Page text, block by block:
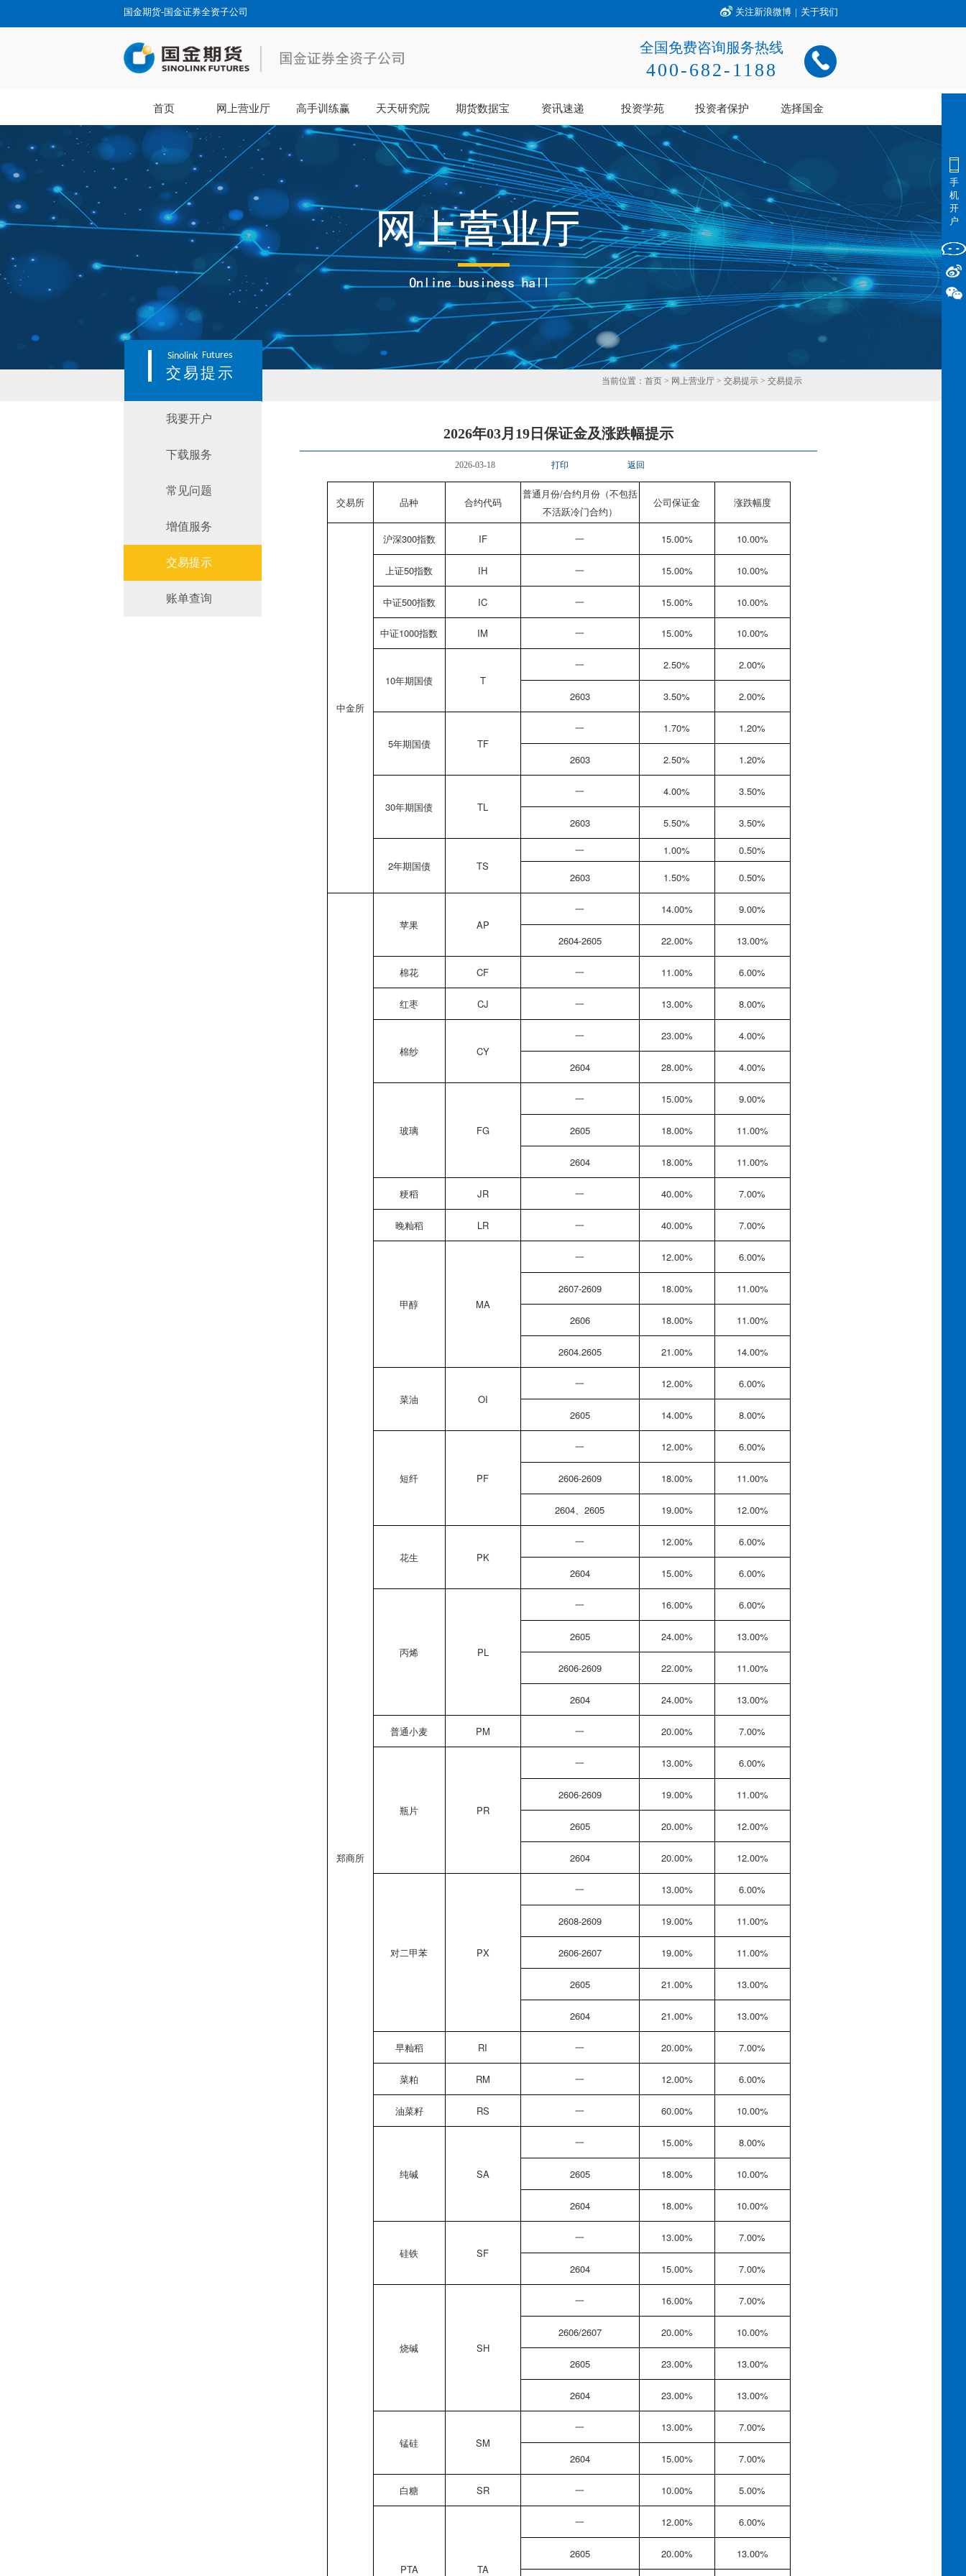
国金期货-国金证券全资子公司 关注新浪微博 | 关于我们
全国免费咨询服务热线
400-682-1188
首页 网上营业厅 高手训练赢 天天研究院 期货数据宝 资讯速递 投资学苑 投资者保护 选择国金
Sinolink Futures
交易提示 当前位置： 首页 > 网上营业厅 > 交易提示 > 交易提示
我要开户
下载服务
常见问题
增值服务
交易提示
账单查询
2026年03月19日保证金及涨跌幅提示
2026-03-18 打印 返回
交易所 品种 合约代码
普通月份/合约月份（不包括
不活跃冷门合约）
公司保证金 涨跌幅度
中金所
沪深300指数 IF 一 15.00% 10.00%
上证50指数 IH 一 15.00% 10.00%
中证500指数 IC 一 15.00% 10.00%
中证1000指数 IM 一 15.00% 10.00%
10年期国债 T
一 2.50% 2.00%
2603 3.50% 2.00%
5年期国债 TF
一 1.70% 1.20%
2603 2.50% 1.20%
30年期国债 TL
一 4.00% 3.50%
2603 5.50% 3.50%
2年期国债 TS
一 1.00%
0.50%
2603
1.50% 0.50%
郑商所
苹果 AP
一 14.00% 9.00%
2604-2605 22.00% 13.00%
棉花 CF 一 11.00% 6.00%
红枣 CJ 一 13.00% 8.00%
棉纱 CY
一 23.00% 4.00%
2604 28.00% 4.00%
玻璃 FG
一 15.00% 9.00%
2605 18.00% 11.00%
2604 18.00% 11.00%
粳稻 JR 一 40.00% 7.00%
晚籼稻 LR 一 40.00% 7.00%
甲醇 MA
一 12.00% 6.00%
2607-2609 18.00% 11.00%
2606 18.00% 11.00%
2604.2605 21.00% 14.00%
菜油 OI
一 12.00% 6.00%
2605 14.00% 8.00%
短纤 PF
一 12.00% 6.00%
2606-2609 18.00% 11.00%
2604、2605 19.00% 12.00%
花生 PK
一 12.00% 6.00%
2604 15.00% 6.00%
丙烯 PL
一 16.00% 6.00%
2605 24.00% 13.00%
2606-2609 22.00% 11.00%
2604 24.00% 13.00%
普通小麦 PM 一 20.00% 7.00%
瓶片 PR
一 13.00% 6.00%
2606-2609 19.00% 11.00%
2605 20.00% 12.00%
2604 20.00% 12.00%
对二甲苯 PX
一 13.00% 6.00%
2608-2609 19.00% 11.00%
2606-2607 19.00% 11.00%
2605 21.00% 13.00%
2604 21.00% 13.00%
早籼稻 RI 一 20.00% 7.00%
菜粕 RM 一 12.00% 6.00%
油菜籽 RS 一 60.00% 10.00%
纯碱 SA
一 15.00% 8.00%
2605 18.00% 10.00%
2604 18.00% 10.00%
硅铁 SF
一 13.00% 7.00%
2604 15.00% 7.00%
烧碱 SH
一 16.00% 7.00%
2606/2607 20.00% 10.00%
2605 23.00% 13.00%
2604 23.00% 13.00%
锰硅 SM
一 13.00% 7.00%
2604 15.00% 7.00%
白糖 SR 一 10.00% 5.00%
PTA TA
一 12.00% 6.00%
2605 20.00% 13.00%
手
机
开
户